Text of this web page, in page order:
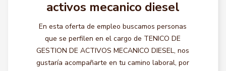
activos mecanico diesel
En esta oferta de empleo buscamos personas
que se perfilen en el cargo de TENICO DE
GESTION DE ACTIVOS MECANICO DIESEL, nos
gustaría acompañarte en tu camino laboral, por